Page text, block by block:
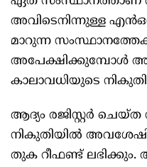
അവിടെനിന്നുള്ള
മാറുന്ന
അപേക്ഷിക്കുമ്പോൾ
കാലാവധിയുടെ
ആദ്യം രജിസ്റ്റർ
നികുതിയിൽ
തുക റീഫണ്ട്